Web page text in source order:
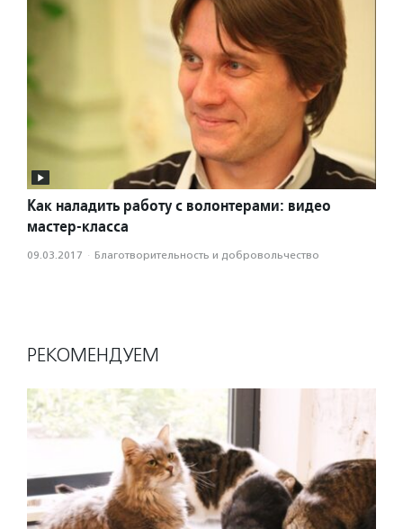
Как наладить работу с волонтерами: видео
мастер-класса
09.03.2017 · Благотвори­тель­ность и доброволь­чест­во
РЕКОМЕНДУЕМ